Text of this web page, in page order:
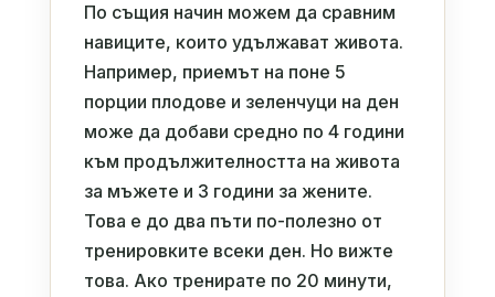
По същия начин можем да сравним
навиците, които удължават живота.
Например, приемът на поне 5
порции плодове и зеленчуци на ден
може да добави средно по 4 години
към продължителността на живота
за мъжете и 3 години за жените.
Това е до два пъти по-полезно от
тренировките всеки ден. Но вижте
това. Ако тренирате по 20 минути,